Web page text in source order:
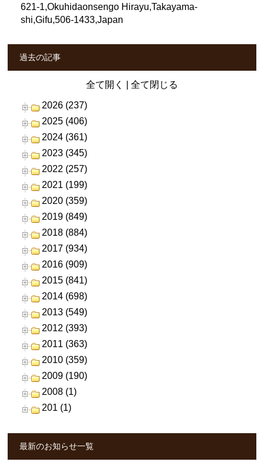
621-1,Okuhidaonsengo Hirayu,Takayama-
shi,Gifu,506-1433,Japan
過去の記事
全て開く 全て閉じる
2026 (237)
2025 (406)
2024 (361)
2023 (345)
2022 (257)
2021 (199)
2020 (359)
2019 (849)
2018 (884)
2017 (934)
2016 (909)
2015 (841)
2014 (698)
2013 (549)
2012 (393)
2011 (363)
2010 (359)
2009 (190)
2008 (1)
201 (1)
最新のお知らせ一覧